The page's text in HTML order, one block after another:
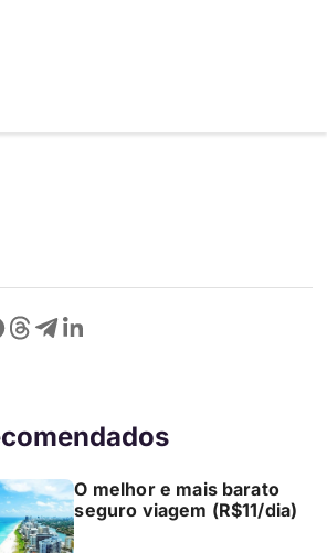
O melhor e mais barato
seguro viagem (R$11/dia)